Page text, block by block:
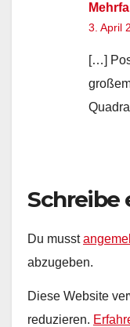
3. April
[…]
Schreibe
Du musst
abzugeben.
Diese Website
reduzieren.